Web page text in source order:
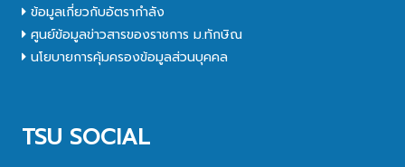
ข้อมูลเกี่ยวกับอัตรากำลัง
ศูนย์ข้อมูลข่าวสารของราชการ ม.ทักษิณ
นโยบายการคุ้มครองข้อมูลส่วนบุคคล
TSU SOCIAL